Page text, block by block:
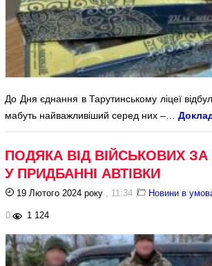
До Дня єднання в Тарутинському ліцеї
мабуть найважливіший серед них –…
ПОДЯКА ВІД ВІЙСЬКОВИХ
У ПРИДБАННІ АВТІВКИ
19 Лютого 2024 року , 11:34 | Новини в
0 | 1 124